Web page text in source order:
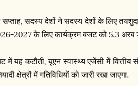
सदस्य देशों ने सदस्य देशों के लिए तयशुदा
2027 के लिए कार्यक्रम बजट को 5.3 अरब
में यह कटौती, यूएन स्वास्थ्य एजेंसी में
क्षेत्रों में गतिविधियों को जारी रखा जाएगा.